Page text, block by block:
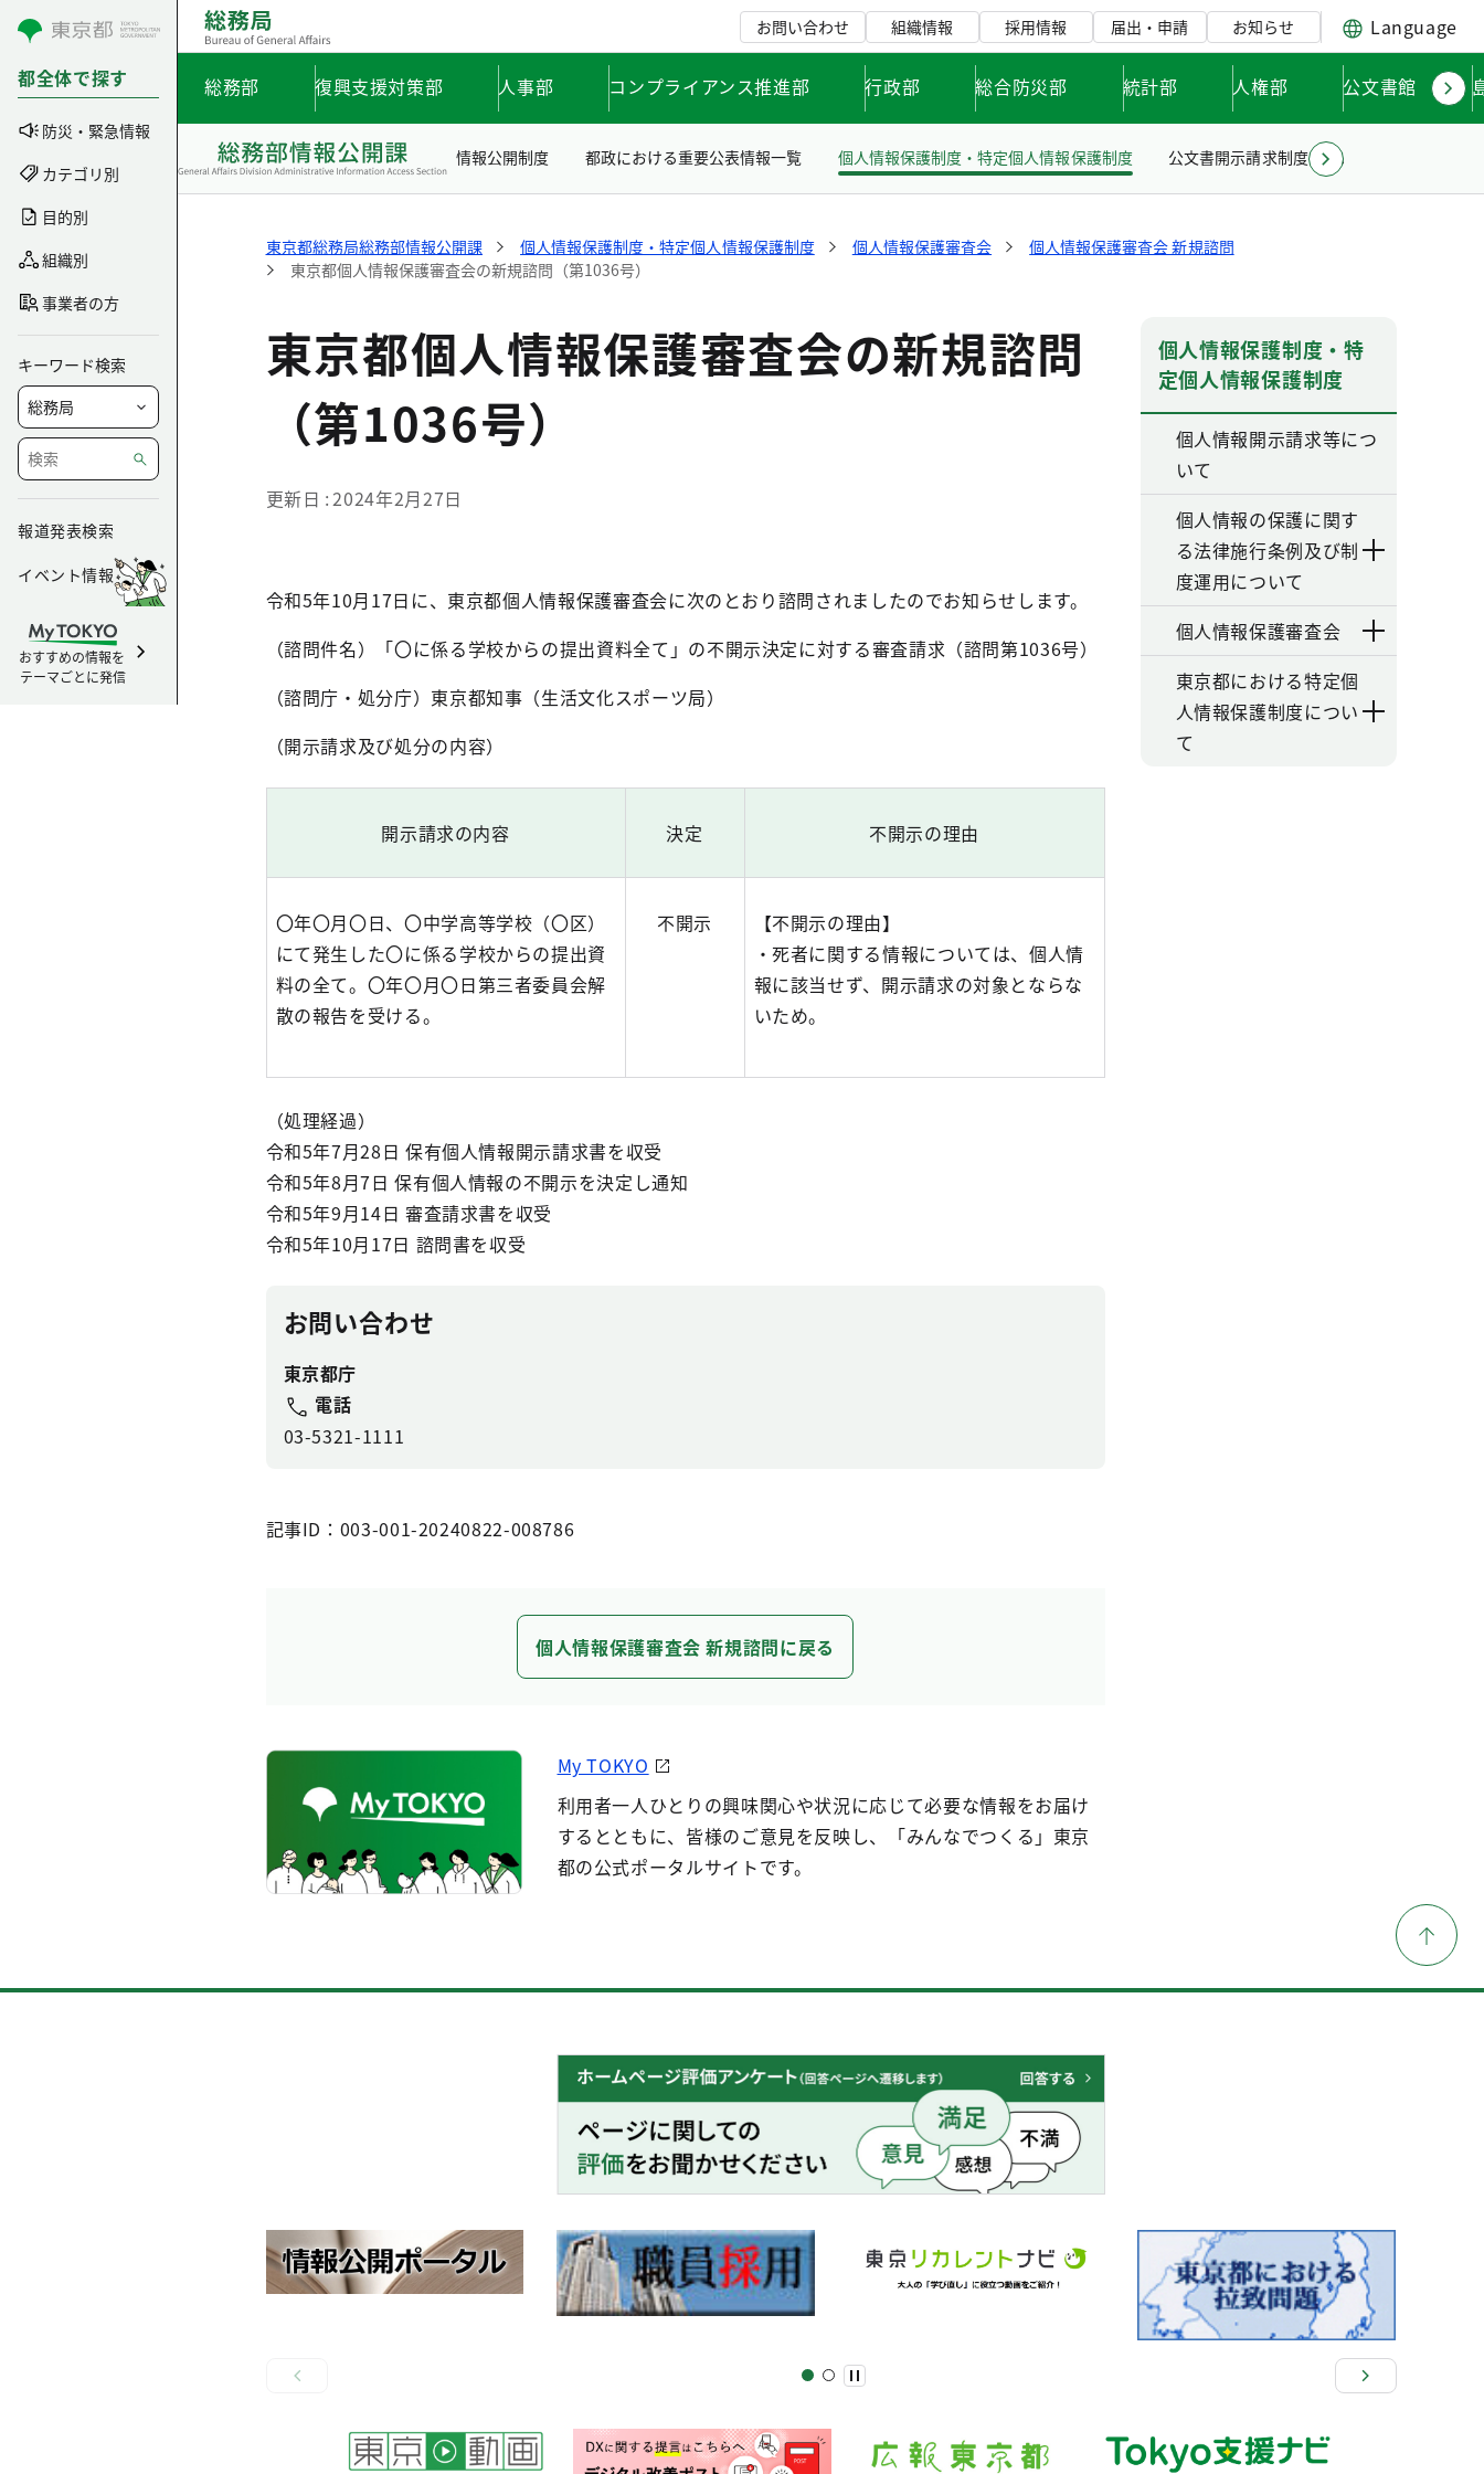
コンテンツにスキップ
都全体で探す
防災・緊急情報
カテゴリ別
目的別
組織別
事業者の方
キーワード検索
報道発表検索
イベント情報
おすすめの情報を
テーマごとに発信
お問い合わせ 組織情報 採用情報 届出・申請 お知らせ Language
総務部 復興支援対策部 人事部 コンプライアンス推進部 行政部 総合防災部 統計部 人権部 公文書館
情報公開制度 都政における重要公表情報一覧 個人情報保護制度・特定個人情報保護制度 公文書開示請求制度について
東京都総務局総務部情報公開課 個人情報保護制度・特定個人情報保護制度 個人情報保護審査会
個人情報保護審査会 新規諮問
東京都個人情報保護審査会の新規諮問（第1036号）
東京都個人情報保護審査会の新規諮問
（第1036号）
更新日 2024年2月27日
令和5年10月17日に、東京都個人情報保護審査会に次のとおり諮問されましたのでお知らせします。
（諮問件名）「〇に係る学校からの提出資料全て」の不開示決定に対する審査請求（諮問第1036号）
（諮問庁・処分庁）東京都知事（生活文化スポーツ局）
（開示請求及び処分の内容）
開示請求の内容 決定 不開示の理由
〇年〇月〇日、〇中学高等学校（〇区）
にて発生した〇に係る学校からの提出資
料の全て。〇年〇月〇日第三者委員会解
散の報告を受ける。
不開示
【不開示の理由】
・死者に関する情報については、個人情
報に該当せず、開示請求の対象とならな
いため。
（処理経過）
令和5年7月28日 保有個人情報開示請求書を収受
令和5年8月7日 保有個人情報の不開示を決定し通知
令和5年9月14日 審査請求書を収受
令和5年10月17日 諮問書を収受
お問い合わせ
東京都庁
電話
03-5321-1111
記事ID：003-001-20240822-008786
個人情報保護審査会 新規諮問に戻る
My TOKYO
利用者一人ひとりの興味関心や状況に応じて必要な情報をお届け
するとともに、皆様のご意見を反映し、「みんなでつくる」東京
都の公式ポータルサイトです。
個人情報保護制度・特
定個人情報保護制度
個人情報開示請求等につ
いて
個人情報の保護に関す
る法律施行条例及び制
度運用について
個人情報保護審査会
東京都における特定個
人情報保護制度につい
て